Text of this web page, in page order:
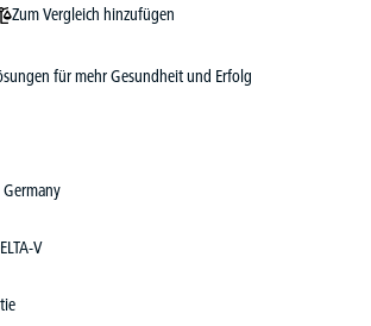
Zum Vergleich hinzufügen
für mehr Gesundheit und Erfolg
V